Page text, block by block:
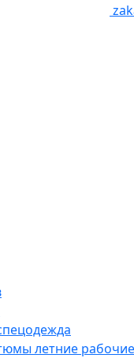
летние рабочие